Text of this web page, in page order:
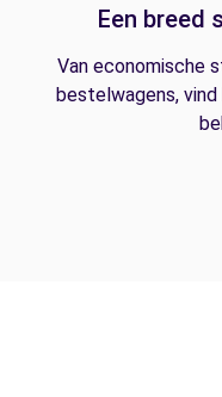
Een breed
Van economische
bestelwagens,